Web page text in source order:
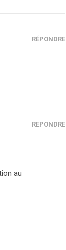
RÉPONDRE
RÉPONDRE
au